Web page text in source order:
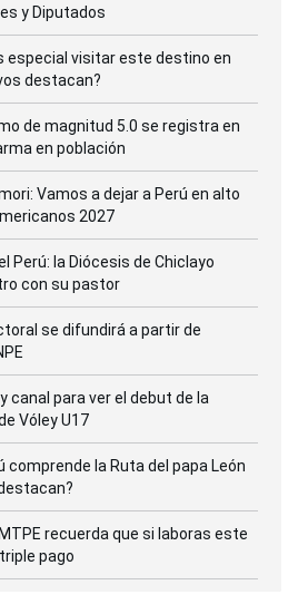
y Diputados
especial visitar este destino en
destacan?
de magnitud 5.0 se registra en
en población
Vamos a dejar a Perú en alto
2027
Perú: la Diócesis de Chiclayo
con su pastor
se difundirá a partir de
canal para ver el debut de la
Vóley U17
comprende la Ruta del papa León
recuerda que si laboras este
pago